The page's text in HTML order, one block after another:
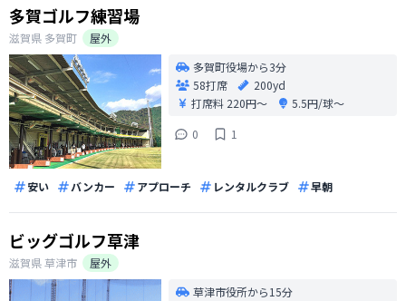
多賀ゴルフ練習場
滋賀県 多賀町
屋外
多賀町役場から3分
58打席
200yd
打席料 220円〜
5.5円/球〜
0
1
安い バンカー アプローチ レンタルクラブ 早朝
ビッグゴルフ草津
滋賀県草津市
屋外
草津市役所から15分